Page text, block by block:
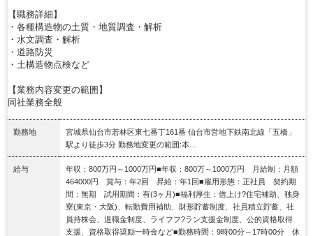
【職務詳細】
・各種構造物の土質・地質調査・解析
・水文調査・解析
・道路防災
・土構造物点検など
【業務内容変更の範囲】
同社業務全般
勤務地
宮城県仙台市若林区東七番丁161番 仙台市営地下鉄南北線「五橋」
駅より徒歩3分 勤務地変更の範囲:本…
給与
年収：800万円～1000万円■年収：800万～1000万円 月給制：月額
464000円 賞与：年2回 昇給：年1回■雇用形態：正社員 契約期
間：無期 試用期間：有(3ヶ月)■福利厚生：借上け?住宅補助、独身
寮(東京・大阪)、転勤費用補助、財形貯蓄制度、社員積立貯蓄、社
員持株会、退職金制度、ライフフ?ラン支援金制度、公的資格取得
支援、資格取得奨励一時金など■勤務時間：9時00分～17時00分 休